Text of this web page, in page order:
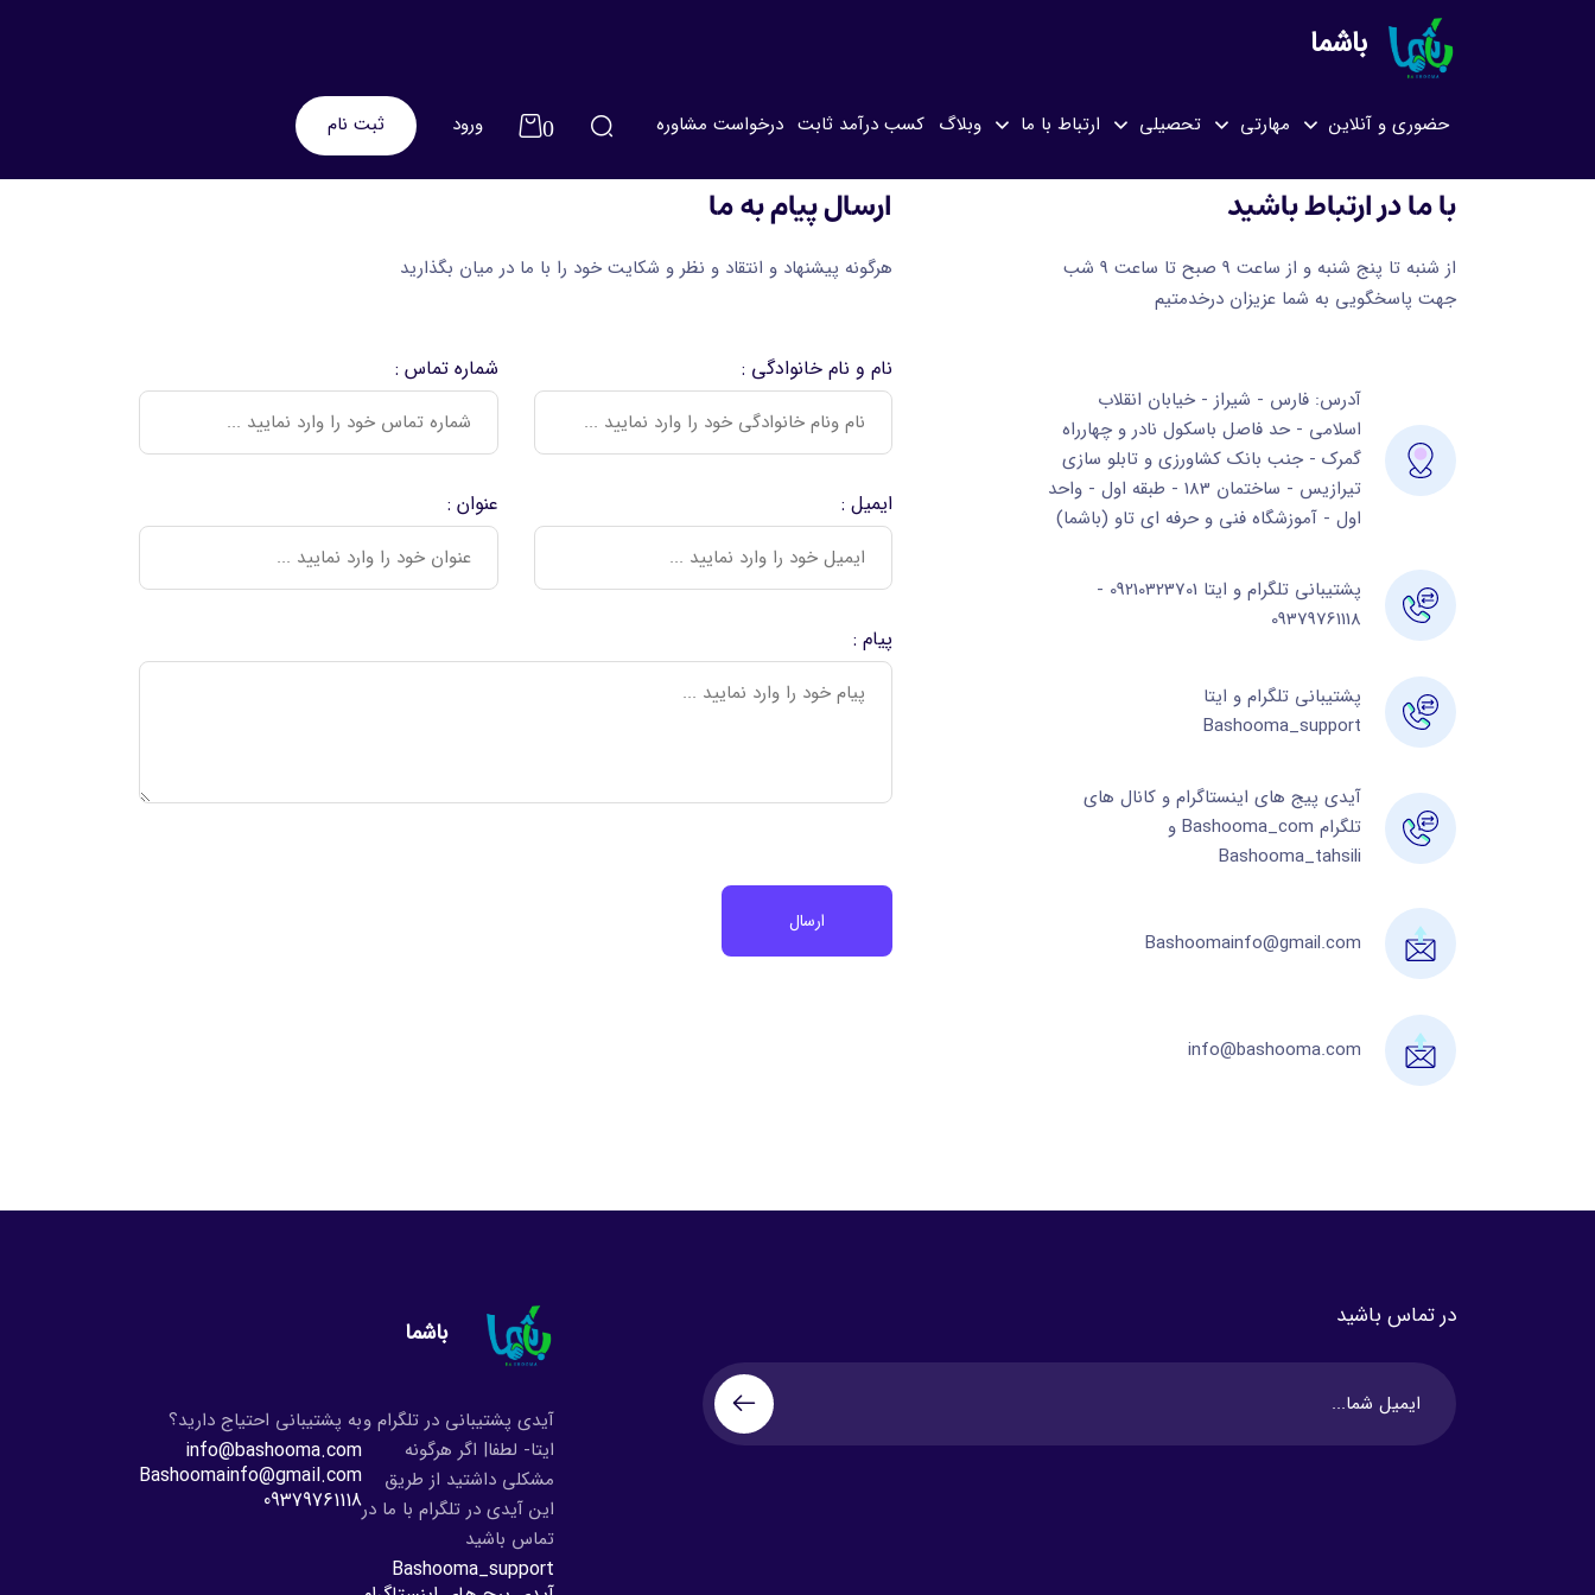
باشما
حضوری و آنلاین مهارتی تحصیلی ارتباط با ما وبلاگ کسب درآمد ثابت درخواست مشاوره 0
لطفا وارد حساب کاربری خود شوید
ورود ثبت نام
با ما در ارتباط باشید
از شنبه تا پنج شنبه و از ساعت 9 صبح تا ساعت 9 شب
جهت پاسخگویی به شما عزیزان درخدمتیم
آدرس: فارس - شیراز - خیابان انقلاب
اسلامی - حد فاصل باسکول نادر و چهارراه
گمرک - جنب بانک کشاورزی و تابلو سازی
تیرازیس - ساختمان 183 - طبقه اول - واحد
اول - آموزشگاه فنی و حرفه ای تاو (باشما)
پشتیبانی تلگرام و ایتا 09210323701 -
09379761118
پشتیبانی تلگرام و ایتا
Bashooma_support
آیدی پیج های اینستاگرام و کانال های
تلگرام Bashooma_com و
Bashooma_tahsili
Bashoomainfo@gmail.com
info@bashooma.com
ارسال پیام به ما
هرگونه پیشنهاد و انتقاد و نظر و شکایت خود را با ما در میان بگذارید
نام و نام خانوادگی : شماره تماس :
ایمیل : عنوان :
پیام :
ارسال
در تماس باشید
باشما
آیدی پشتیبانی در تلگرام و
ایتا- لطفا| اگر هرگونه
مشکلی داشتید از طریق
این آیدی در تلگرام با ما در
تماس باشید
Bashooma_support
به پشتیبانی احتیاج دارید؟
info@bashooma.com
Bashoomainfo@gmail.com
09379761118